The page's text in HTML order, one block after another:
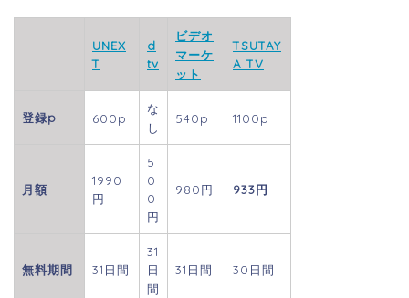
UNEX
T
d
tv
ビデオ
マーケ
ット
TSUTAY
A TV
登録p 600p
な
し
540p 1100p
月額
1990
円
5
0
0
円
980円 933円
無料期間 31日間
31
日
間
31日間 30日間